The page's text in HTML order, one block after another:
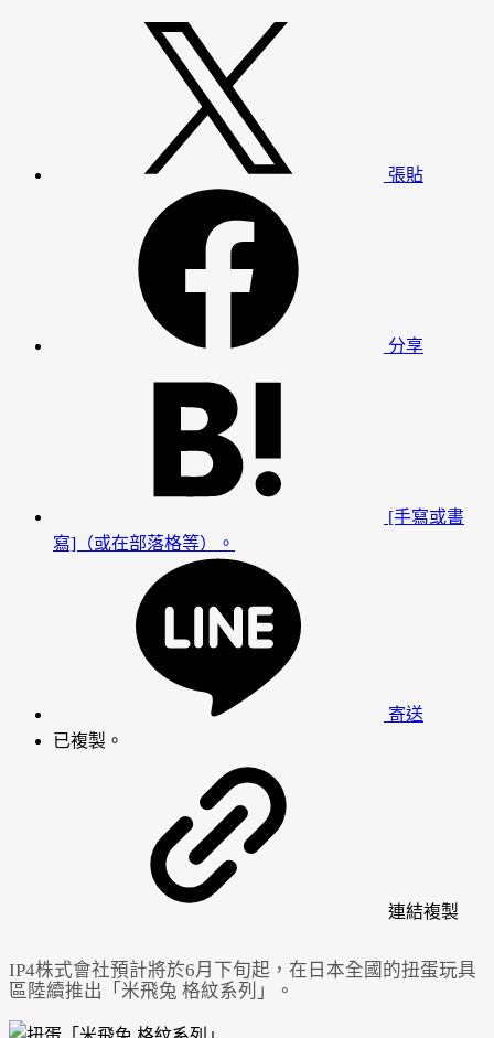
張貼
分享
[手寫或書
寫]（或在部落格等）。
寄送
已複製。
連結複製
IP4株式會社預計將於6月下旬起，在日本全國的扭蛋玩具
區陸續推出「米飛兔 格紋系列」。